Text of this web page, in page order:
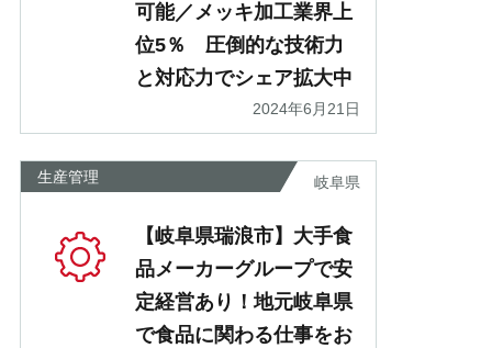
可能／メッキ加工業界上
位5％ 圧倒的な技術力
と対応力でシェア拡大中
2024年6月21日
生産管理 岐阜県
【岐阜県瑞浪市】大手食
品メーカーグループで安
定経営あり！地元岐阜県
で食品に関わる仕事をお